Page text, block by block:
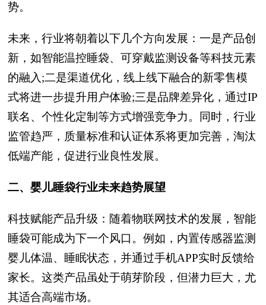
势。
未来，行业将朝着以下几个方向发展：一是产品创
新，如智能温控睡袋、可穿戴监测设备等科技元素
的融入;二是渠道优化，线上线下融合的新零售模
式将进一步提升用户体验;三是品牌差异化，通过IP
联名、个性化定制等方式增强竞争力。同时，行业
监管趋严，质量标准和认证体系将更加完善，淘汰
低端产能，促进行业良性发展。
二、婴儿睡袋行业未来趋势展望
科技赋能产品升级：随着物联网技术的发展，智能
睡袋可能成为下一个风口。例如，内置传感器监测
婴儿体温、睡眠状态，并通过手机APP实时反馈给
家长。这类产品虽处于萌芽阶段，但潜力巨大，尤
其适合高端市场。